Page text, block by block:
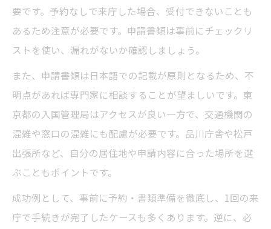
要です。予約なしで来庁した場合、受付できないことも
あるため注意が必要です。申請書類は事前にチェックリ
ストを使い、漏れがないか確認しましょう。
また、申請書類は日本語での記載が原則となるため、不
明点があれば専門家に相談することが望ましいです。東
京都の入国管理局はアクセスが良い一方で、交通機関の
混雑や窓口の混雑にも配慮が必要です。品川庁舎や松戸
出張所など、自分の居住地や申請内容に合った場所を選
ぶこともポイントです。
成功例として、事前に予約・書類準備を徹底し、1回の来
庁で手続きが完了したケースも多くあります。逆に、必